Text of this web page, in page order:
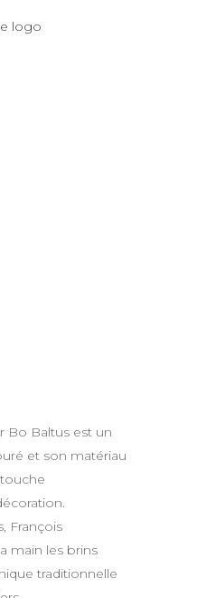
Bo Baltus est un
et son matériau
François
main les brins
traditionnelle